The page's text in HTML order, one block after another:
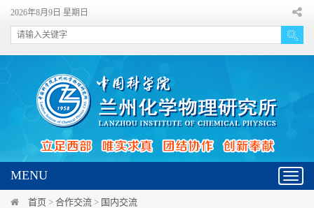
2026年8月9日 星期日
MENU
首页 > 合作交流 > 国内交流